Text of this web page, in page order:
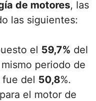
de motores, las
las siguientes:
el 59,7% del
periodo de
del 50,8%.
el motor de